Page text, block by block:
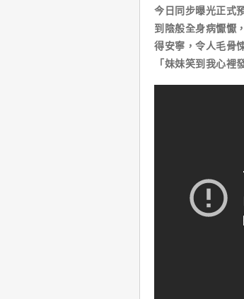
今日同步曝光正式
到陰般全身病懨懨
得安寧，令人毛骨
「妹妹笑到我心裡